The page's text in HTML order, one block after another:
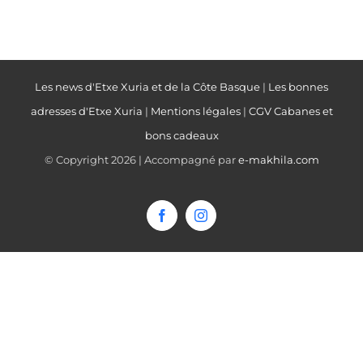
Les news d'Etxe Xuria et de la Côte Basque | Les bonnes
adresses d'Etxe Xuria | Mentions légales| CGV Cabanes et
bons cadeaux
© Copyright2026 | Accompagné pare-makhila.com
FacebookInstagram